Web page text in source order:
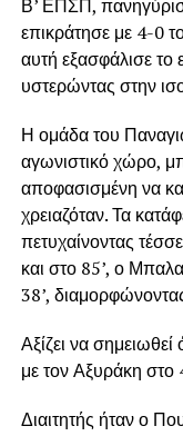
Β’ ΕΠΣΠ,
επικράτησε με 4-0
αυτή εξασφάλισε το
υστερώντας στην
Η ομάδα του
αγωνιστικό χώρο,
αποφασισμένη να
χρειαζόταν. Τα
πετυχαίνοντας
και στο 85’, ο
38’,
Αξίζει να σημειωθεί
με τον Αξυράκη στο
Διαιτητής ήταν ο